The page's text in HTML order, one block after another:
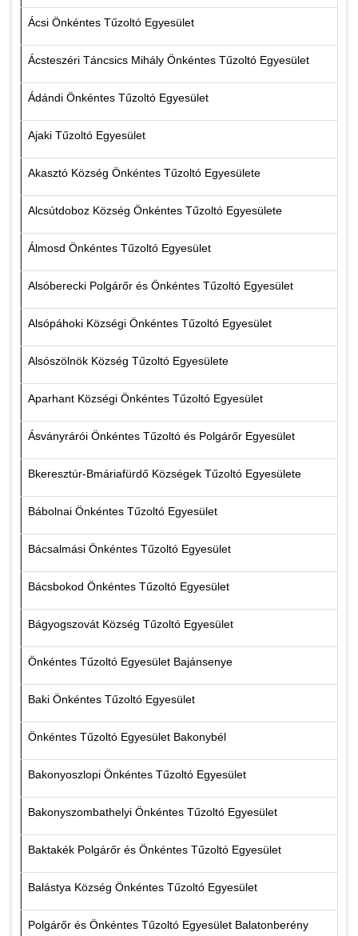
Ácsi Önkéntes Tűzoltó Egyesület
Ácsteszéri Táncsics Mihály Önkéntes Tűzoltó Egyesület
Ádándi Önkéntes Tűzoltó Egyesület
Ajaki Tűzoltó Egyesület
Akasztó Község Önkéntes Tűzoltó Egyesülete
Alcsútdoboz Község Önkéntes Tűzoltó Egyesülete
Álmosd Önkéntes Tűzoltó Egyesület
Alsóberecki Polgárőr és Önkéntes Tűzoltó Egyesület
Alsópáhoki Községi Önkéntes Tűzoltó Egyesület
Alsószölnök Község Tűzoltó Egyesülete
Aparhant Községi Önkéntes Tűzoltó Egyesület
Ásványrárói Önkéntes Tűzoltó és Polgárőr Egyesület
Bkeresztúr-Bmáriafürdő Községek Tűzoltó Egyesülete
Bábolnai Önkéntes Tűzoltó Egyesület
Bácsalmási Önkéntes Tűzoltó Egyesület
Bácsbokod Önkéntes Tűzoltó Egyesület
Bágyogszovát Község Tűzoltó Egyesület
Önkéntes Tűzoltó Egyesület Bajánsenye
Baki Önkéntes Tűzoltó Egyesület
Önkéntes Tűzoltó Egyesület Bakonybél
Bakonyoszlopi Önkéntes Tűzoltó Egyesület
Bakonyszombathelyi Önkéntes Tűzoltó Egyesület
Baktakék Polgárőr és Önkéntes Tűzoltó Egyesület
Balástya Község Önkéntes Tűzoltó Egyesület
Polgárőr és Önkéntes Tűzoltó Egyesület Balatonberény